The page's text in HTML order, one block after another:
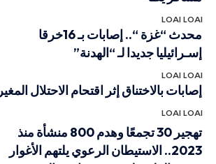
LOAI LOAI
محدث “غزة “.. إصابات بـ 16خرقا
إسـرائيليا جديدا لـ “الهدنة”
LOAI LOAI
إصابات بالاختناق إثر اقتحام الاحتلال المغير
LOAI LOAI
تهجير 30 تجمعًا وهدم 800 منشأة منذ
2023.. الاستيطان الرعوي يلتهم الأغوار